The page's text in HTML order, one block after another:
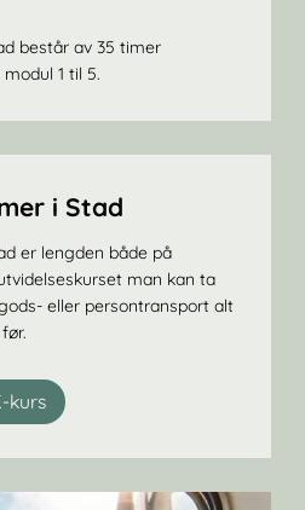
består av 35 timer
1 til 5.
i Stad
er lengden både på
man kan ta
eller persontransport alt
kurs